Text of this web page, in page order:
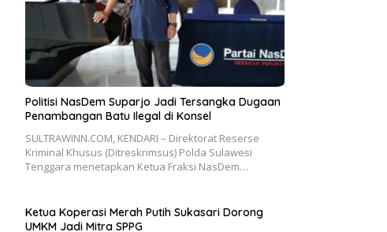
Politisi NasDem Suparjo Jadi Tersangka Dugaan
Penambangan Batu Ilegal di Konsel
SULTRAWINN.COM, KENDARI – Direktorat Reserse
Kriminal Khusus (Ditreskrimsus) Polda Sulawesi
Tenggara menetapkan Ketua Fraksi NasDem…
Ketua Koperasi Merah Putih Sukasari Dorong
UMKM Jadi Mitra SPPG